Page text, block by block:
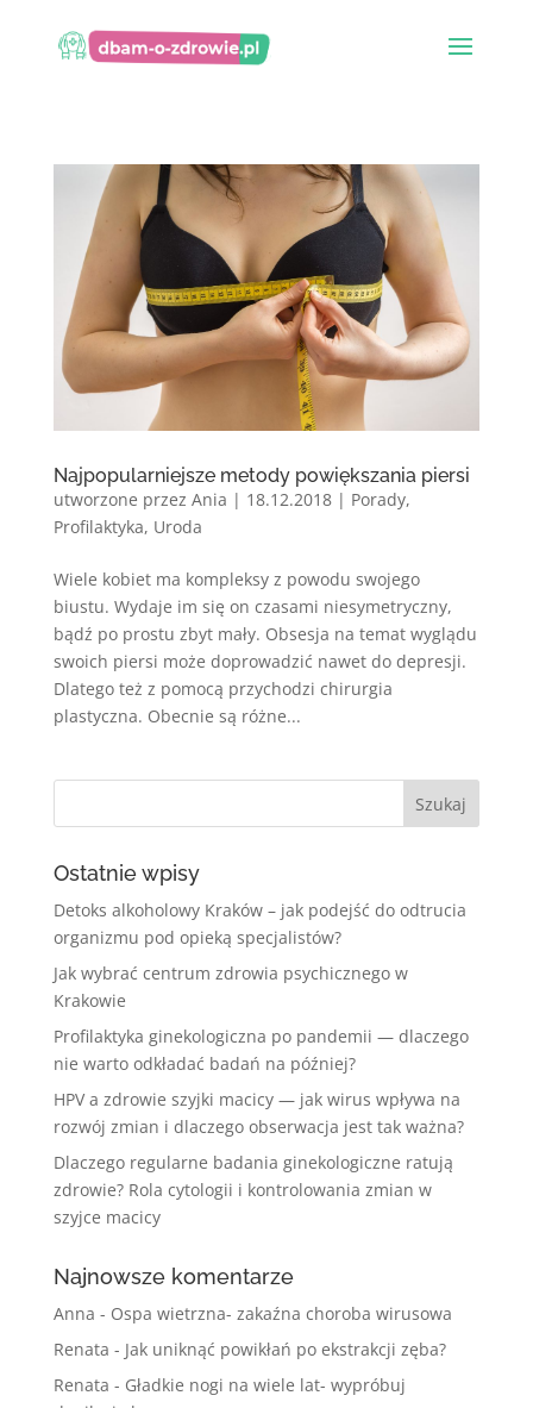
Najpopularniejsze metody powiększania piersi
utworzone przez Ania | 18.12.2018| Porady,
Profilaktyka, Uroda
Wiele kobiet ma kompleksy z powodu swojego
biustu. Wydaje im się on czasami niesymetryczny,
bądź po prostu zbyt mały. Obsesja na temat wyglądu
swoich piersi może doprowadzić nawet do depresji.
Dlatego też z pomocą przychodzi chirurgia
plastyczna. Obecnie są różne...
Ostatnie wpisy
Detoks alkoholowy Kraków – jak podejść do odtrucia
organizmu pod opieką specjalistów?
Jak wybrać centrum zdrowia psychicznego w
Krakowie
Profilaktyka ginekologiczna po pandemii — dlaczego
nie warto odkładać badań na później?
HPV a zdrowie szyjki macicy — jak wirus wpływa na
rozwój zmian i dlaczego obserwacja jest tak ważna?
Dlaczego regularne badania ginekologiczne ratują
zdrowie? Rola cytologii i kontrolowania zmian w
szyjce macicy
Najnowsze komentarze
Anna - Ospa wietrzna- zakaźna choroba wirusowa
Renata - Jak uniknąć powikłań po ekstrakcji zęba?
Renata - Gładkie nogi na wiele lat- wypróbuj